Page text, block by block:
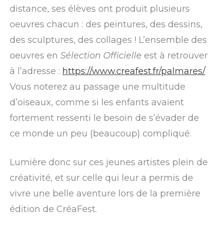
distance, ses élèves ont produit plusieurs
oeuvres chacun : des peintures, des dessins,
des sculptures, des collages ! L’ensemble des
oeuvres en Sélection Officielle est à retrouver
à l’adresse : https://www.creafest.fr/palmares/
Vous noterez au passage une multitude
d’oiseaux, comme si les enfants avaient
fortement ressenti le besoin de s’évader de
ce monde un peu (beaucoup) compliqué.
Lumière donc sur ces jeunes artistes plein de
créativité, et sur celle qui leur a permis de
vivre une belle aventure lors de la première
édition de CréaFest.